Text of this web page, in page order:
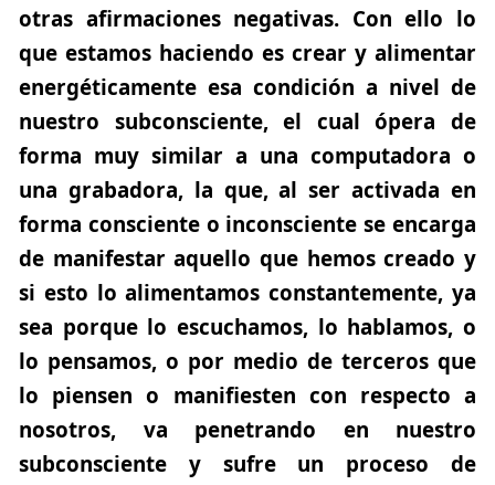
otras afirmaciones negativas. Con ello lo
que estamos haciendo es crear y alimentar
energéticamente esa condición a nivel de
nuestro subconsciente, el cual ópera de
forma muy similar a una computadora o
una grabadora, la que, al ser activada en
forma consciente o inconsciente se encarga
de manifestar aquello que hemos creado y
si esto lo alimentamos constantemente, ya
sea porque lo escuchamos, lo hablamos, o
lo pensamos, o por medio de terceros que
lo piensen o manifiesten con respecto a
nosotros, va penetrando en nuestro
subconsciente y sufre un proceso de